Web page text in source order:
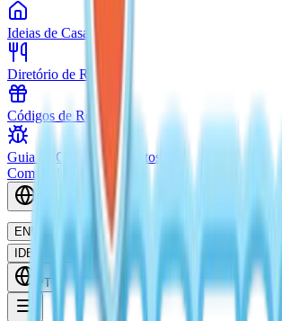
Ideias de Casas
Diretório de Receitas
Códigos de Resgate
Guia de Captura de Insetos
Comunidade
ENEnglish ไทย
IDBahasa Indonesia
PT